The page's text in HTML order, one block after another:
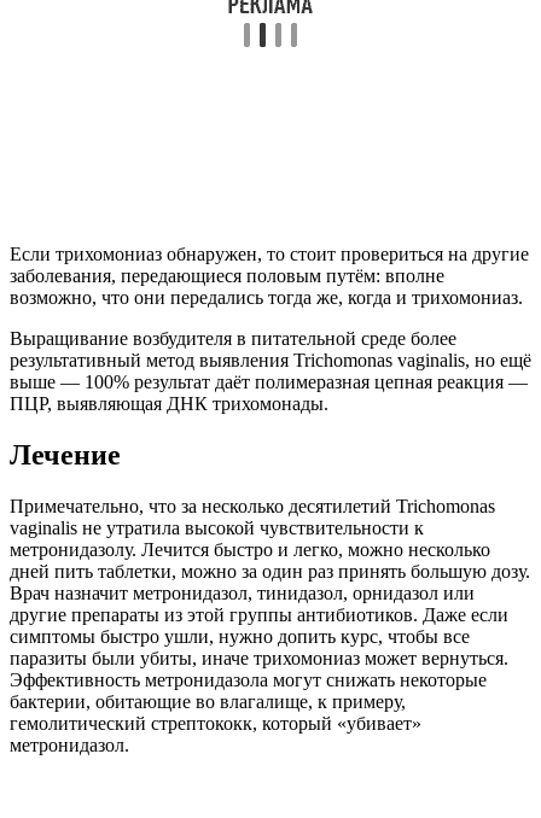
Если трихомониаз обнаружен, то стоит провериться на другие
заболевания, передающиеся половым путём: вполне
возможно, что они передались тогда же, когда и трихомониаз.
Выращивание возбудителя в питательной среде более
результативный метод выявления Trichomonas vaginalis, но ещё
выше — 100% результат даёт полимеразная цепная реакция —
ПЦР, выявляющая ДНК трихомонады.
Лечение
Примечательно, что за несколько десятилетий Trichomonas
vaginalis не утратила высокой чувствительности к
метронидазолу. Лечится быстро и легко, можно несколько
дней пить таблетки, можно за один раз принять большую дозу.
Врач назначит метронидазол, тинидазол, орнидазол или
другие препараты из этой группы антибиотиков. Даже если
симптомы быстро ушли, нужно допить курс, чтобы все
паразиты были убиты, иначе трихомониаз может вернуться.
Эффективность метронидазола могут снижать некоторые
бактерии, обитающие во влагалище, к примеру,
гемолитический стрептококк, который «убивает»
метронидазол.